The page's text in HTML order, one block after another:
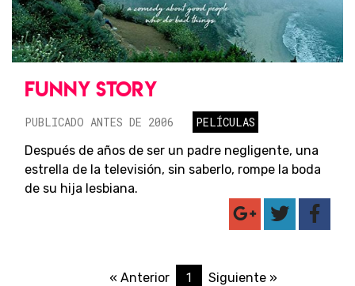
FUNNY STORY
PUBLICADO ANTES DE 2006
PELÍCULAS
Después de años de ser un padre negligente, una
estrella de la televisión, sin saberlo, rompe la boda
de su hija lesbiana.
« Anterior 1 Siguiente »